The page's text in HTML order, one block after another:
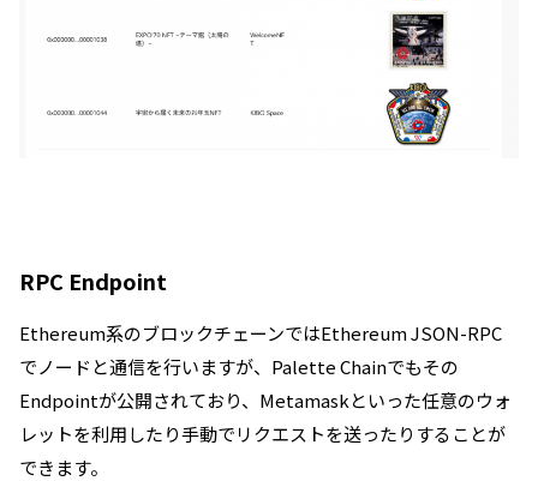
RPC Endpoint
Ethereum系のブロックチェーンではEthereum JSON-RPC
でノードと通信を行いますが、Palette Chainでもその
Endpointが公開されており、Metamaskといった任意のウォ
レットを利用したり手動でリクエストを送ったりすることが
できます。